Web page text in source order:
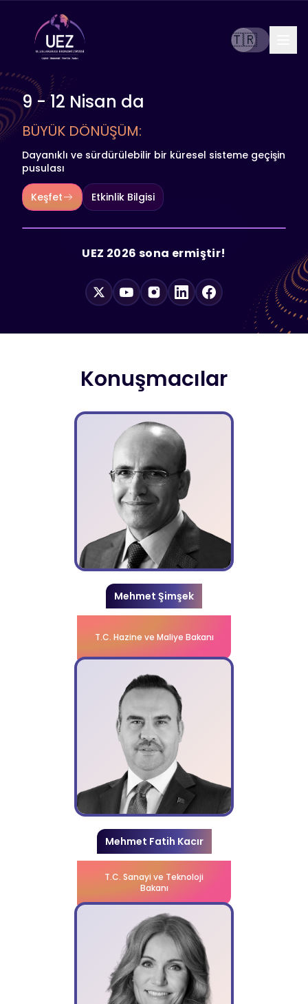
🇹🇷
9 - 12 Nisan da
BÜYÜK DÖNÜŞÜM:
Dayanıklı ve sürdürülebilir bir küresel sisteme geçişin
pusulası
Keşfet Etkinlik Bilgisi
UEZ 2026 sona ermiştir!
Konuşmacılar
Mehmet Şimşek
T.C. Hazine ve Maliye Bakanı
Mehmet Fatih Kacır
T.C. Sanayi ve Teknoloji
Bakanı